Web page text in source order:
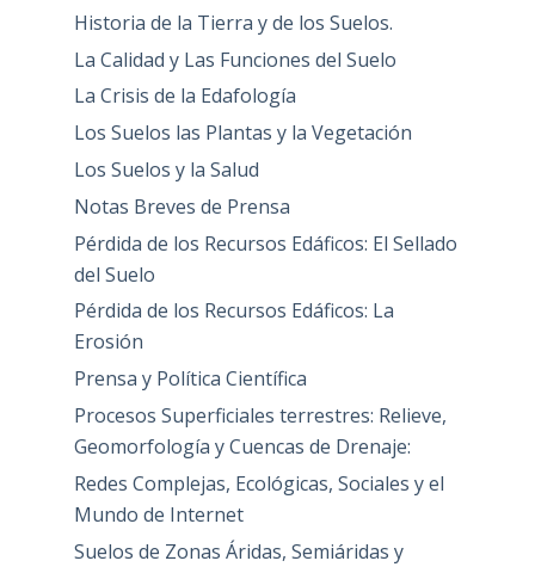
Historia de la Tierra y de los Suelos.
La Calidad y Las Funciones del Suelo
La Crisis de la Edafología
Los Suelos las Plantas y la Vegetación
Los Suelos y la Salud
Notas Breves de Prensa
Pérdida de los Recursos Edáficos: El Sellado
del Suelo
Pérdida de los Recursos Edáficos: La
Erosión
Prensa y Política Científica
Procesos Superficiales terrestres: Relieve,
Geomorfología y Cuencas de Drenaje:
Redes Complejas, Ecológicas, Sociales y el
Mundo de Internet
Suelos de Zonas Áridas, Semiáridas y